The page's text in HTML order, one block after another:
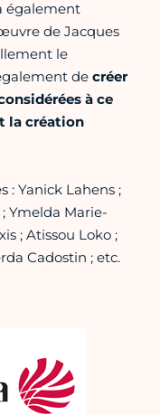
également
de Jacques
le
de créer
à ce
la création
: Yanick Lahens ;
Ymelda Marie-
; Atissou Loko ;
Cadostin ; etc.